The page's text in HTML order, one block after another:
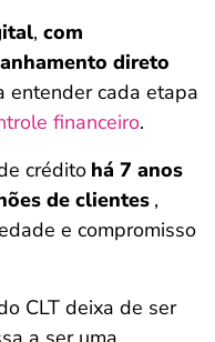
, com
direto
entender cada etapa
financeiro.
crédito há 7 anos
de clientes ,
e compromisso
CLT deixa de ser